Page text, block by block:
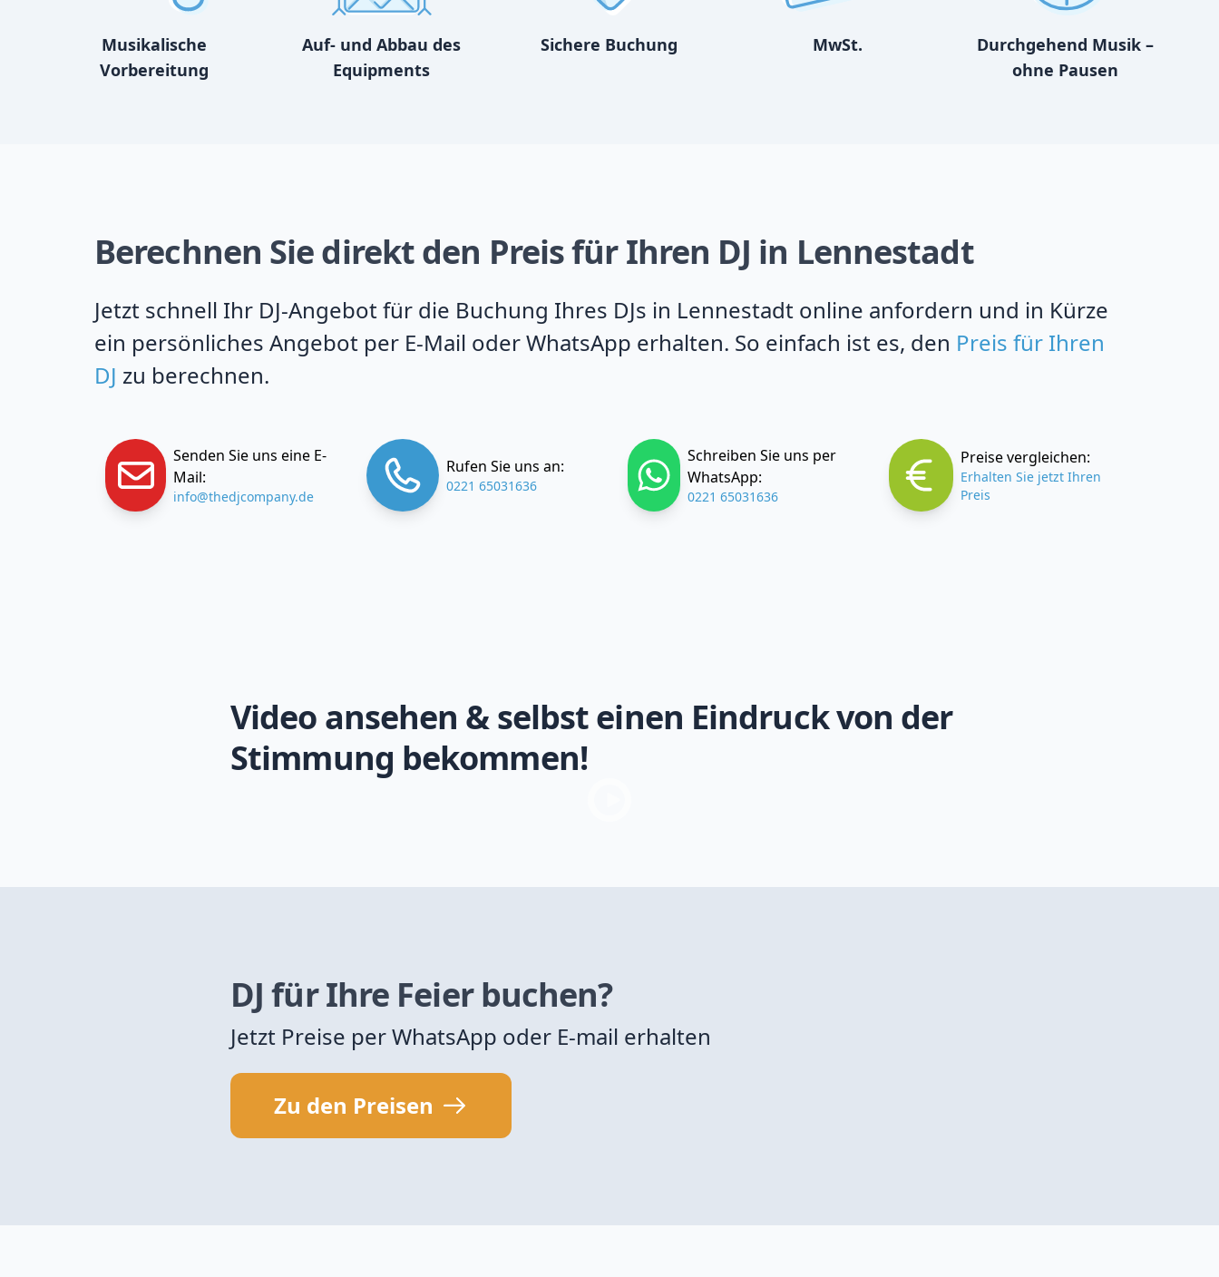
Musikalische
Vorbereitung
Auf- und Abbau des
Equipments
Sichere Buchung MwSt.
Durchgehend Musik –
ohne Pausen
Berechnen Sie direkt den Preis für Ihren DJ in Lennestadt
Jetzt schnell Ihr DJ-Angebot für die Buchung Ihres DJs in Lennestadt online anfordern und in Kürze
ein persönliches Angebot per E-Mail oder WhatsApp erhalten. So einfach ist es, den Preis für Ihren
DJ zu berechnen.
Senden Sie uns eine E-
Mail:
info@thedjcompany.de
Rufen Sie uns an:
0221 65031636
Schreiben Sie uns per
WhatsApp:
0221 65031636
Preise vergleichen:
Erhalten Sie jetzt Ihren
Preis
Video ansehen & selbst einen Eindruck von der
Stimmung bekommen!
DJ für Ihre Feier buchen?
Jetzt Preise per WhatsApp oder E-mail erhalten
Zu den Preisen